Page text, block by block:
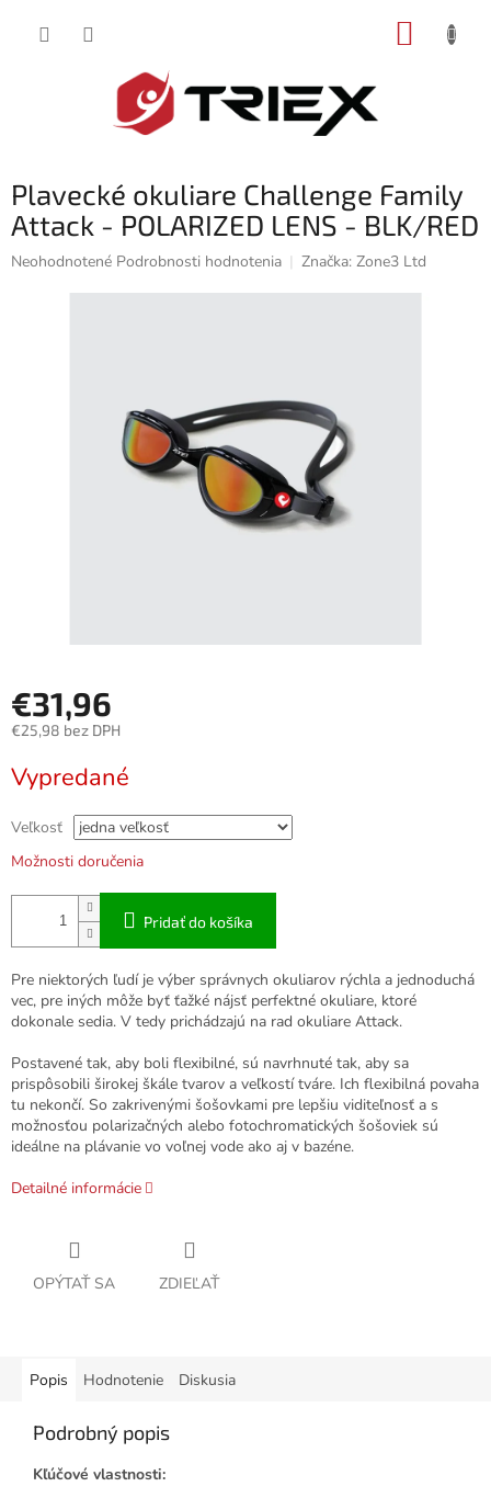
Plavecké okuliare Challenge Family
Attack - POLARIZED LENS - BLK/RED
Priemerné
Neohodnotené Podrobnosti hodnotenia Značka: Zone3 Ltd
€31,96
€25,98 bez DPH
cena:
Vypredané
Veľkosť
Možnosti doručenia
Pridať do košíka
Pre niektorých ľudí je výber správnych okuliarov rýchla a jednoduchá
vec, pre iných môže byť ťažké nájsť perfektné okuliare, ktoré
dokonale sedia. V tedy prichádzajú na rad okuliare Attack.
Postavené tak, aby boli flexibilné, sú navrhnuté tak, aby sa
prispôsobili širokej škále tvarov a veľkostí tváre. Ich flexibilná povaha
tu nekončí. So zakrivenými šošovkami pre lepšiu viditeľnosť a s
možnosťou polarizačných alebo fotochromatických šošoviek sú
ideálne na plávanie vo voľnej vode ako aj v bazéne.
Detailné informácie
OPÝTAŤ SA ZDIEĽAŤ
Popis Hodnotenie Diskusia
Podrobný popis
Kľúčové vlastnosti: